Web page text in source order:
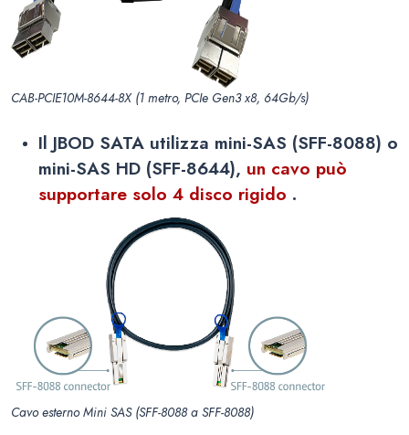
CAB-PCIE10M-8644-8X (1 metro, PCIe Gen3 x8, 64Gb/s)
Il JBOD SATA utilizza mini-SAS (SFF-8088) o
mini-SAS HD (SFF-8644), un cavo può
supportare solo 4 disco rigido .
Cavo esterno Mini SAS (SFF-8088 a SFF-8088)